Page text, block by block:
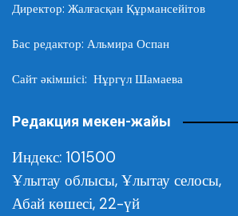
Директор: Жалғасқан Құрмансейітов
Бас редактор: Альмира Оспан
Сайт әкімшісі: Нұргүл Шамаева
Редакция мекен-жайы
Индекс: 101500
Ұлытау облысы, Ұлытау селосы,
Абай көшесі, 22-үй